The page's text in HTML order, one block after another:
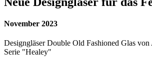
November 2023
Designgläser Double Old Fashioned Glas von
Serie "Healey"